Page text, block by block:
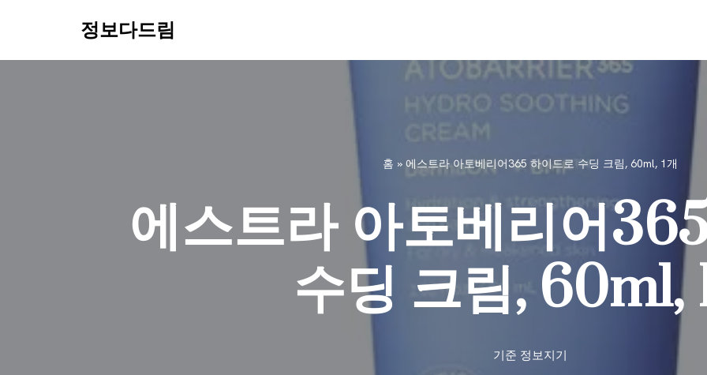
정보다드림
홈 » 에스트라 아토베리어365 하이드로 수딩 크림, 60ml, 1개
에스트라 아토베리어
수딩 크림, 60ml,
기준 정보지기